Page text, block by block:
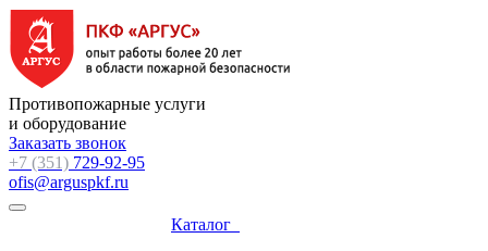
Противопожарные услуги
и оборудование
Заказать звонок
+7 (351) 729-92-95
ofis@arguspkf.ru
Каталог